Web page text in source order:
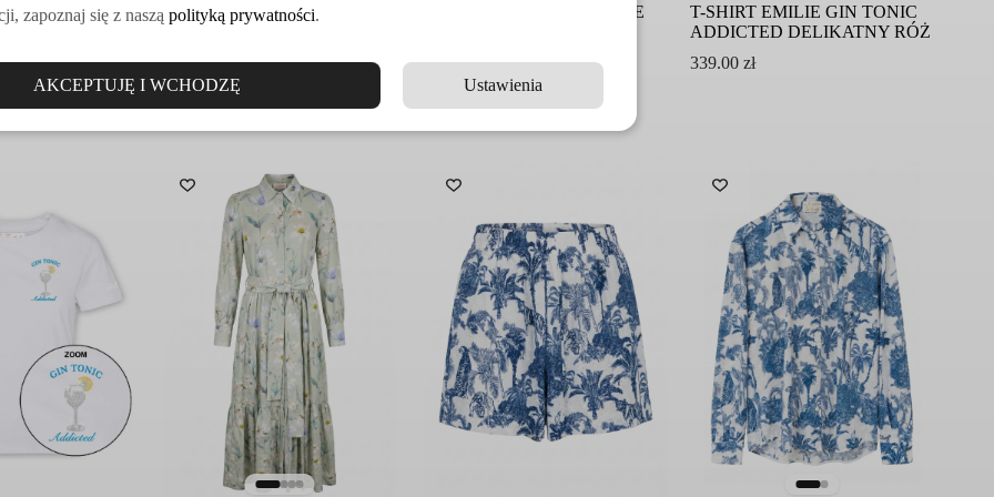
GLASS GIN
T-SHIRT EMILIE MARTINI
339.00zł
T-SHIRT EMILIE PILATES E
349.00zł
T-SHIRT EMILIE GIN TONIC
ADDICTED DELIKATNY RÓŻ
339.00zł
zapoznaj się z naszą polityką prywatności.
AKCEPTUJĘ I WCHODZĘ Ustawienia